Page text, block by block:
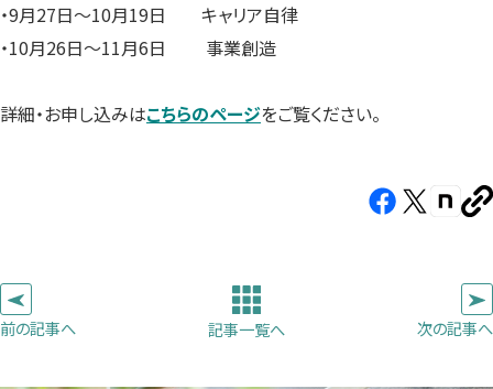
・9月27日〜10月19日 キャリア自律
・10月26日〜11月6日 事業創造
詳細・お申し込みはこちらのページをご覧ください。
Facebook（新
X（新 note（新
で
ー
前の記事へ 記事一覧へ 次の記事へ